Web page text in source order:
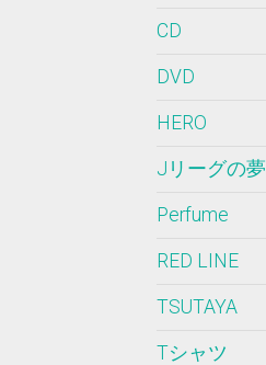
CD
DVD
HERO
Jリーグの夢
Perfume
RED LINE
TSUTAYA
Tシャツ